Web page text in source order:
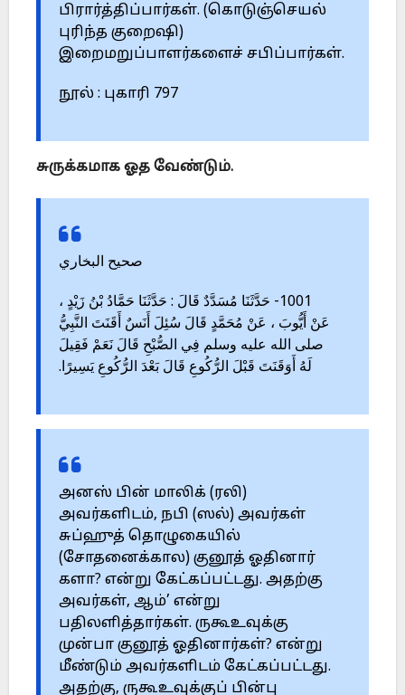
பிரார்த்திப்பார்கள். (கொடுஞ்செயல்
புரிந்த குறைஷி)
இறைமறுப்பாளர்களைச் சபிப்பார்கள்.
நூல் : புகாரி 797
சுருக்கமாக ஓத வேண்டும்.
صحيح البخاري
1001- حَدَّثَنَا مُسَدَّدٌ قَالَ : حَدَّثَنَا حَمَّادُ بْنُ زَيْدٍ ،
عَنْ أَيُّوبَ ، عَنْ مُحَمَّدٍ قَالَ سُئِلَ أَنَسٌ أَقَنَتَ النَّبِيُّ
صلى الله عليه وسلم فِي الصُّبْحِ قَالَ نَعَمْ فَقِيلَ
لَهُ أَوَقَنَتَ قَبْلَ الرُّكُوعِ قَالَ بَعْدَ الرُّكُوعِ يَسِيرًا.
அனஸ் பின் மாலிக் (ரலி)
அவர்களிடம், நபி (ஸல்) அவர்கள்
சுப்ஹுத் தொழுகையில்
(சோதனைக்கால) குனூத் ஓதினார்
களா? என்று கேட்கப்பட்டது. அதற்கு
அவர்கள், ஆம்’ என்று
பதிலளித்தார்கள். ருகூஉவுக்கு
முன்பா குனூத் ஓதினார்கள்? என்று
மீண்டும் அவர்களிடம் கேட்கப்பட்டது.
அதற்கு, ருகூஉவுக்குப் பின்பு